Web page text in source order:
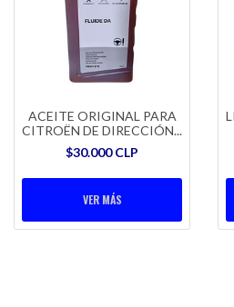
ACEITE ORIGINAL PARA
CITROËN DE DIRECCIÓN...
$30.000 CLP
VER MÁS